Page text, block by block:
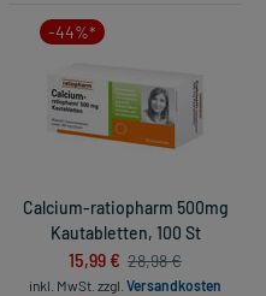
-44%*
Calcium-ratiopharm 500mg
Kautabletten, 100 St
15,99 € 28,98 €
inkl. MwSt. zzgl. Versandkosten